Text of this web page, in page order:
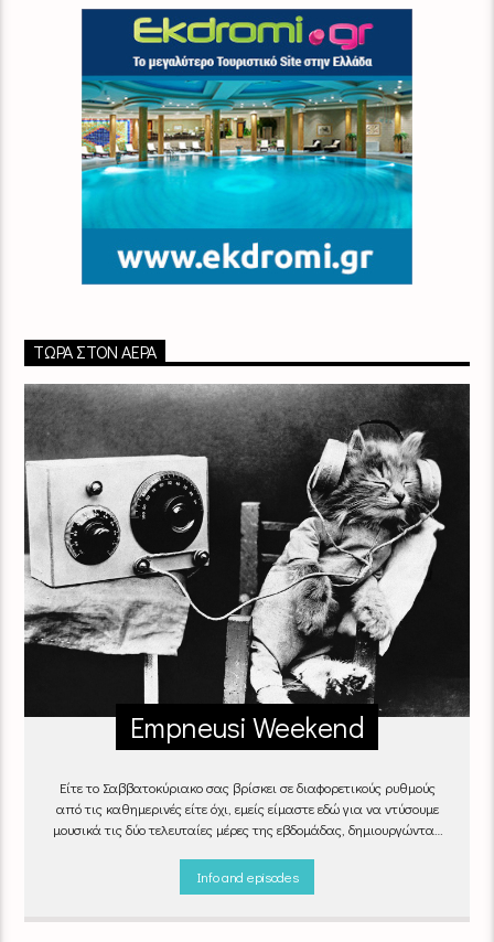
ΤΏΡΑ ΣΤΟΝ ΑΈΡΑ
Empneusi Weekend
Είτε το Σαββατοκύριακο σας βρίσκει σε διαφορετικούς ρυθμούς
από τις καθημερινές είτε όχι, εμείς είμαστε εδώ για να ντύσουμε
μουσικά τις δύο τελευταίες μέρες της εβδομάδας, δημιουργώντας
Info and episodes